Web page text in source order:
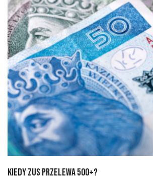
Kiedy ZUS przelewa 500+?